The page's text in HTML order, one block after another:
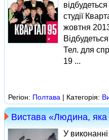
студії
жовтня
Тел. для
19 ...
Регіон: Полтава | Категорія:
Вистава «Людина, яка
У